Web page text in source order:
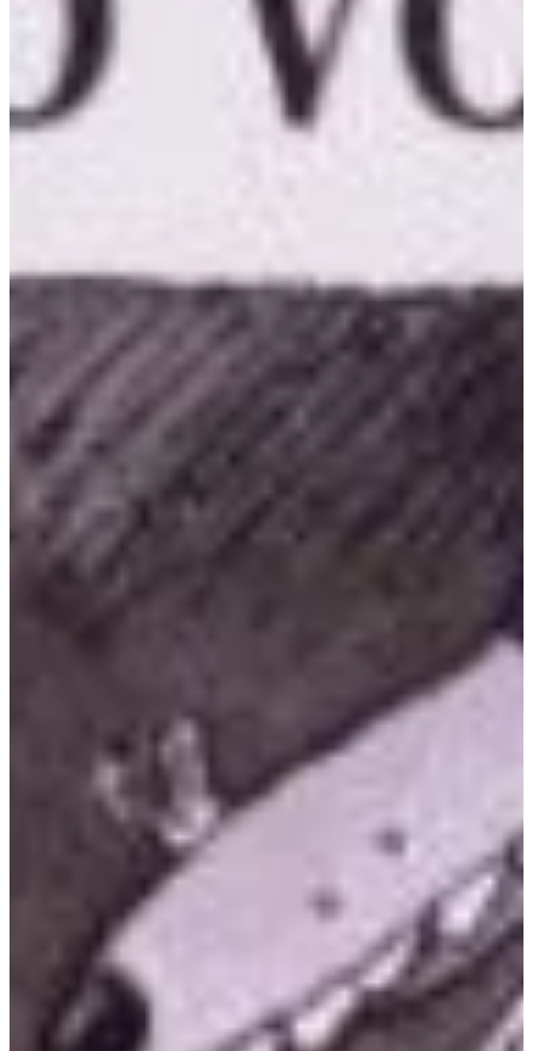
Assine